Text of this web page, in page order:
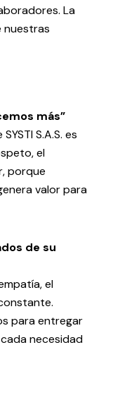
La
nuestras
más”
S.A.S. es
el
porque
valor para
de su
el
para entregar
necesidad